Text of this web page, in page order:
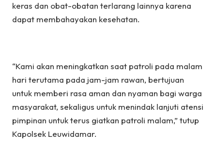
keras dan obat-obatan terlarang lainnya karena
dapat membahayakan kesehatan.
“Kami akan meningkatkan saat patroli pada malam
hari terutama pada jam-jam rawan, bertujuan
untuk memberi rasa aman dan nyaman bagi warga
masyarakat, sekaligus untuk menindak lanjuti atensi
pimpinan untuk terus giatkan patroli malam,” tutup
Kapolsek Leuwidamar.